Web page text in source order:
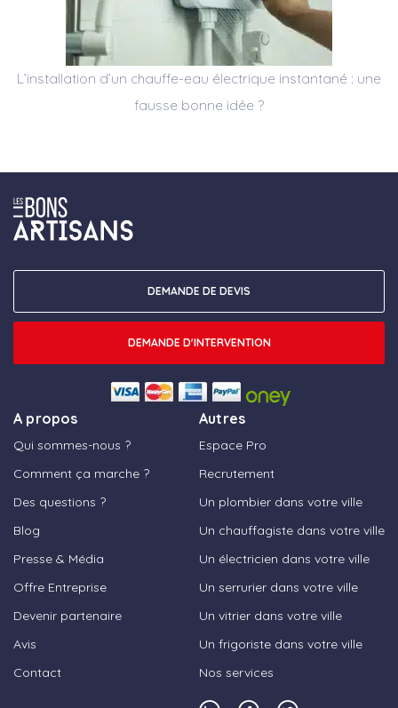
L’installation d’un chauffe-eau électrique instantané : une
fausse bonne idée ?
A propos
Qui sommes-nous ?
Comment ça marche ?
Des questions ?
Blog
Presse & Média
Offre Entreprise
Devenir partenaire
Avis
Contact
Autres
Espace Pro
Recrutement
Un plombier dans votre ville
Un chauffagiste dans votre ville
Un électricien dans votre ville
Un serrurier dans votre ville
Un vitrier dans votre ville
Un frigoriste dans votre ville
Nos services
DEMANDE DE DEVIS
DEMANDE D'INTERVENTION